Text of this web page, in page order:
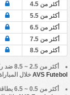
أكثر من 4.5
أكثر من 5.5
أكثر من 6.5
أكثر من 7.5
أكثر من 8.5
أكثر من 2.5 ~ 8.5 ضد ركنيات تحسب عن طريق الركنيات التي سجلت ضد فريق
AVS Futebol خلال
أكثر